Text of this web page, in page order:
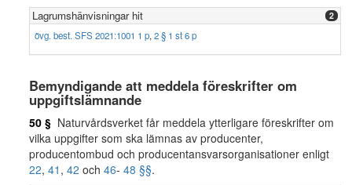
Lagrumshänvisningar hit 2
övg. best. SFS 2021:1001 1 p, 2 § 1 st 6 p
Bemyndigande att meddela föreskrifter om
uppgiftslämnande
50 § Naturvårdsverket får meddela ytterligare föreskrifter om
vilka uppgifter som ska lämnas av producenter,
producentombud och producentansvarsorganisationer enligt
22, 41 , 42 och 46- 48 §§.